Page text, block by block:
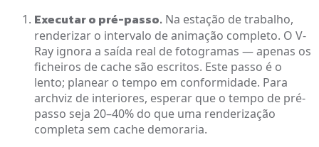
Executar o pré-passo. Na estação de trabalho,
renderizar o intervalo de animação completo. O V-
Ray ignora a saída real de fotogramas — apenas os
ficheiros de cache são escritos. Este passo é o
lento; planear o tempo em conformidade. Para
archviz de interiores, esperar que o tempo de pré-
passo seja 20–40% do que uma renderização
completa sem cache demoraria.